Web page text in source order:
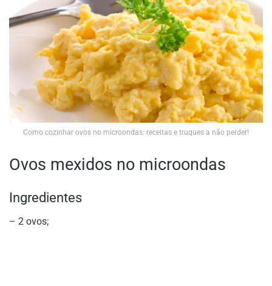
Como cozinhar ovos no microondas: receitas e truques a não perder!
Ovos mexidos no microondas
Ingredientes
– 2 ovos;